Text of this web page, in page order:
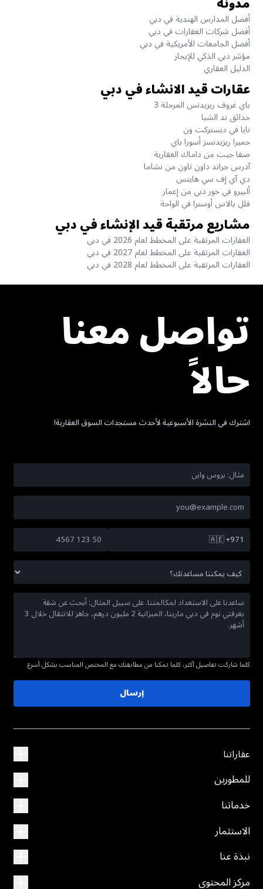
أفضل المدارس الهندية في دبي
أفضل شركات العقارات في دبي
أفضل الجامعات الأمريكية في دبي
مؤشر دبي الذكي للإيجار
الدليل العقاري
عقارات قيد الانشاء في دبي
باي غروف ريزيدنس المرحلة 3
حدائق ند الشبا
نايا في ديستركت ون
جميرا ريزيدنسز أسورا باي
صفا جيت من داماك العقارية
آدرس جراند داون تاون من نشاما
دي آي إف سي هايتس
ألبيرو في خور دبي من إعمار
فلل بالاس أوسترا في الواحة
مشاريع مرتقبة قيد الإنشاء في دبي
العقارات المرتقبة على المخطط لعام 2026 في دبي
العقارات المرتقبة على المخطط لعام 2027 في دبي
العقارات المرتقبة على المخطط لعام 2028 في دبي
تواصل معنا
حالاً
اشترك في النشرة الأسبوعية لأحدث مستجدات السوق العقارية!
🇦🇪+971
كلما شاركت تفاصيل أكثر، كلما تمكنا من مطابقتك مع المختص المناسب بشكل أسرع.
إرسال
عقاراتنا
للمطورين
خدماتنا
الاستثمار
نبذة عنا
مركز المحتوى